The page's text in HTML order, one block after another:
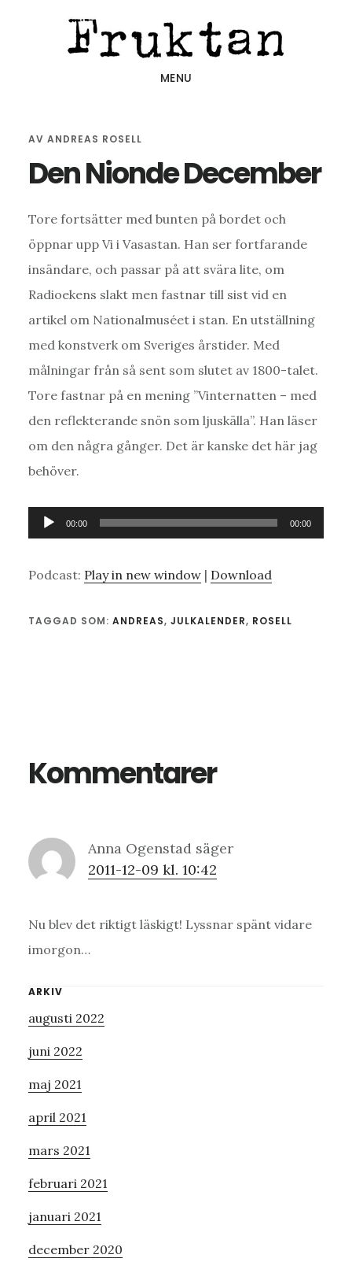
MENU
AV ANDREAS ROSELL
Den Nionde December
Tore fortsätter med bunten på bordet och
öppnar upp Vi i Vasastan. Han ser fortfarande
insändare, och passar på att svära lite, om
Radioekens slakt men fastnar till sist vid en
artikel om Nationalmuséet i stan. En utställning
med konstverk om Sveriges årstider. Med
målningar från så sent som slutet av 1800-talet.
Tore fastnar på en mening ”Vinternatten – med
den reflekterande snön som ljuskälla”. Han läser
om den några gånger. Det är kanske det här jag
behöver.
Ljudspelare
00:00 00:00
Podcast: Play in new window| Download
TAGGAD SOM: ANDREAS, JULKALENDER, ROSELL
Kommentarer
Anna Ogenstad säger
2011-12-09 kl. 10:42
Nu blev det riktigt läskigt! Lyssnar spänt vidare
imorgon…
Primärt
sidofält
ARKIV
augusti 2022
juni 2022
maj 2021
april 2021
mars 2021
februari 2021
januari 2021
december 2020